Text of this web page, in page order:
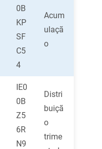
0B
KP
SF
C5
4
Acum
ulaçã
o
IE0
0B
Z5
6R
N9
Distri
buiçã
o
trime